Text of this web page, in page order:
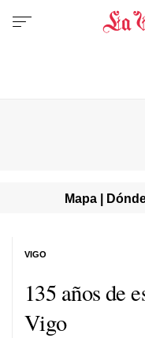
Mapa |
135 años de
Vigo
VIGO